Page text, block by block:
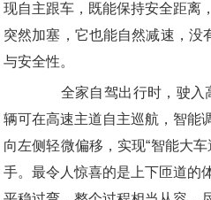
现自主跟车，既能保持安全距离
突然加塞，它也能自然减速，没
与安全性。
全家自驾出行时，驶入
辆可在高速主道自主巡航，智能
向左侧轻微偏移，实现“智能大
手。最令人惊喜的是上下匝道的